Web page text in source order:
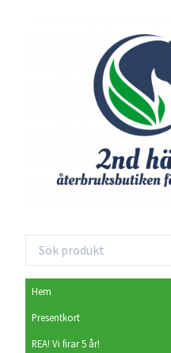
Hem
Presentkort
REA! Vi firar 5 år!